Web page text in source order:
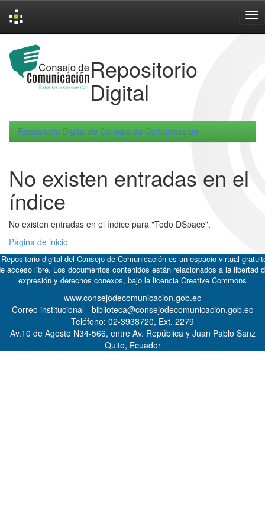
navigation
Repositorio
Digital
Repositorio Digital de Consejo de Comunicacion
No existen entradas en el
índice
No existen entradas en el índice para "Todo DSpace".
Página de inicio
digital del Consejo de Comunicación es un espacio virtual
acceso libre. Los documentos contenidos están relacionados a la libertad
expresión y derechos conexos, bajo la licencia Creative Commons
www.consejodecomunicacion.gob.ec
Correo institucional - biblioteca@consejodecomunicacion.gob.ec
Teléfono: 02-3938720, Ext. 2279
Av.10 de Agosto N34-566, entre Av. República y Juan Pablo Sanz
Quito, Ecuador